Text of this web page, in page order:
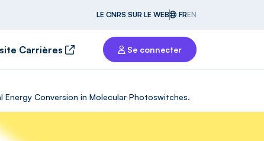
LE CNRS SUR LE WEB FREN
Carrières Se connecter
Conversion in Molecular Photoswitches.